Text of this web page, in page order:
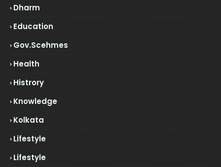
Dharm
Education
Gov.scehmes
Health
Histrory
Knowledge
Kolkata
Lifestyle
Lifestyle